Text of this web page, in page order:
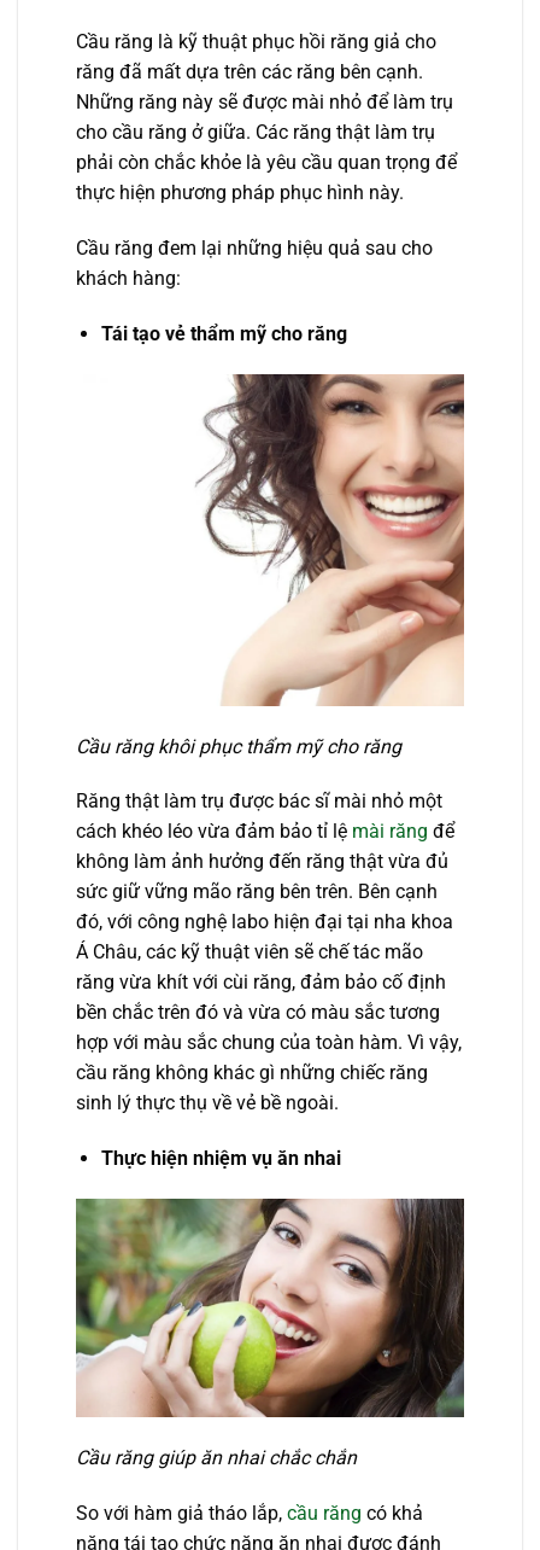
Cầu răng là kỹ thuật phục hồi răng giả cho
răng đã mất dựa trên các răng bên cạnh.
Những răng này sẽ được mài nhỏ để làm trụ
cho cầu răng ở giữa. Các răng thật làm trụ
phải còn chắc khỏe là yêu cầu quan trọng để
thực hiện phương pháp phục hình này.
Cầu răng đem lại những hiệu quả sau cho
khách hàng:
Tái tạo vẻ thẩm mỹ cho răng
Cầu răng khôi phục thẩm mỹ cho răng
Răng thật làm trụ được bác sĩ mài nhỏ một
cách khéo léo vừa đảm bảo tỉ lệ mài răng để
không làm ảnh hưởng đến răng thật vừa đủ
sức giữ vững mão răng bên trên. Bên cạnh
đó, với công nghệ labo hiện đại tại nha khoa
Á Châu, các kỹ thuật viên sẽ chế tác mão
răng vừa khít với cùi răng, đảm bảo cố định
bền chắc trên đó và vừa có màu sắc tương
hợp với màu sắc chung của toàn hàm. Vì vậy,
cầu răng không khác gì những chiếc răng
sinh lý thực thụ về vẻ bề ngoài.
Thực hiện nhiệm vụ ăn nhai
Cầu răng giúp ăn nhai chắc chắn
So với hàm giả tháo lắp, cầu răng có khả
năng tái tạo chức năng ăn nhai được đánh